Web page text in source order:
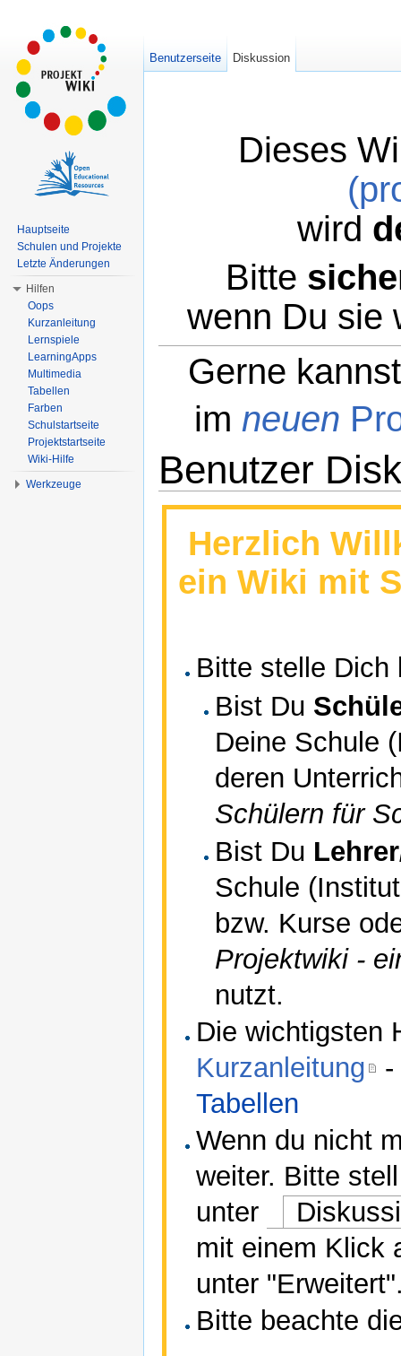
Dieses
wird
Bitte
wenn Du sie
Gerne
im neuen
Benutzer
Herzlich
ein Wiki mit
Bitte stelle
Bist Du
Deine Schule
deren
Schülern für
Bist Du
Schule
bzw. Kurse
Projektwiki -
nutzt.
Die wichtigsten
Kurzanleitung
Tabellen
Wenn du nicht
weiter. Bitte
unter
mit einem Klick
unter
Bitte beachte
Benutzerseite Diskussion
Hauptseite
Schulen und Projekte
Letzte Änderungen
Hilfen
Oops
Kurzanleitung
Lernspiele
LearningApps
Multimedia
Tabellen
Farben
Schulstartseite
Projektstartseite
Wiki-Hilfe
Werkzeuge